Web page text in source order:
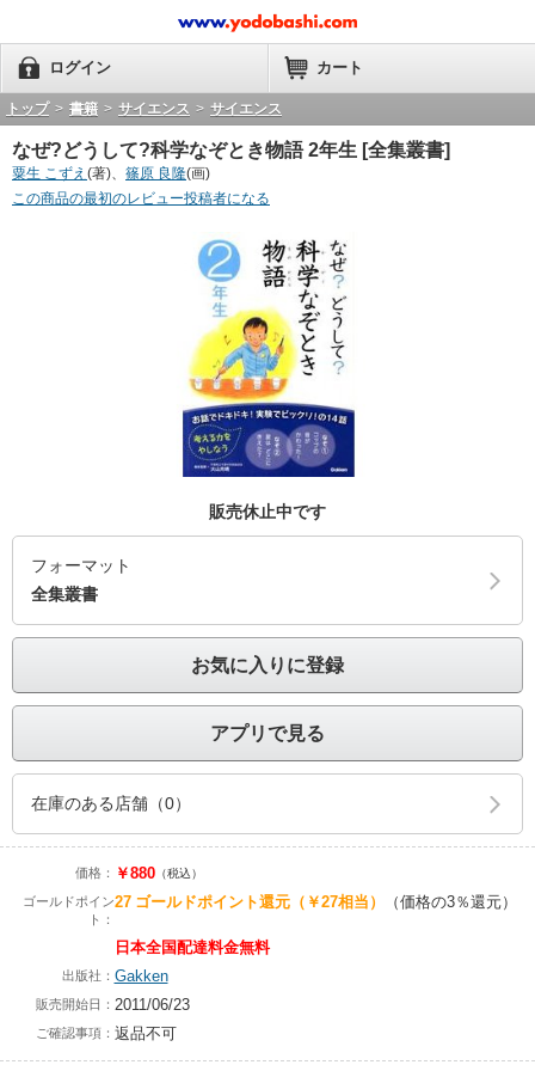
ログイン カート
トップ > 書籍 > サイエンス > サイエンス
なぜ?どうして?科学なぞとき物語 2年生 [全集叢書]
粟生 こずえ (著)、 篠原 良隆(画)
この商品の最初のレビュー投稿者になる
販売休止中です
フォーマット
全集叢書
お気に入りに登録
アプリで見る
在庫のある店舗（0）
価格： ￥880（税込）
ゴールドポイン
ト：
27 ゴールドポイント還元（￥27相当） （価格の3％還元）
日本全国配達料金無料
出版社： Gakken
販売開始日： 2011/06/23
ご確認事項： 返品不可